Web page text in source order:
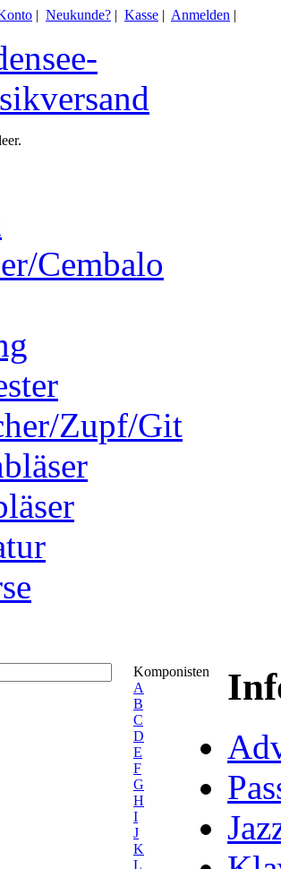
| Neukunde? | Kasse | Anmelden |
Cembalo
Zupf/Git
Komponisten
A
B
C
D
E
F
G
H
I
J
K
L